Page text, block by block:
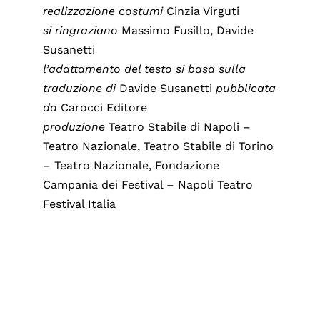
realizzazione costumiCinzia Virguti
si ringraziano Massimo Fusillo, Davide
Susanetti
l’adattamento del testo si basa sulla
traduzione diDavide Susanetti pubblicata
da Carocci Editore
produzione Teatro Stabile di Napoli –
Teatro Nazionale, Teatro Stabile di Torino
– Teatro Nazionale, Fondazione
Campania dei Festival – Napoli Teatro
Festival Italia